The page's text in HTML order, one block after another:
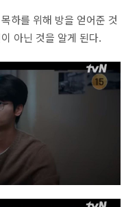
하를 위해 방을 얻어준 것
아닌 것을 알게 된다.